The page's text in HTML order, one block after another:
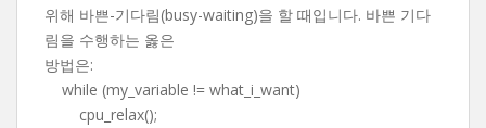
위해 바쁜-기다림(busy-waiting)을 할 때입니다. 바쁜 기다
림을 수행하는 옳은
방법은:
while (my_variable != what_i_want)
cpu_relax();